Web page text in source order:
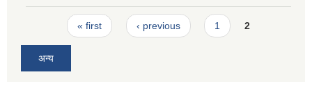
Pages« first ‹ previous 1 2
अन्य